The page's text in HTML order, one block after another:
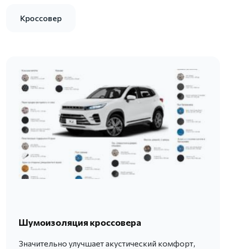
Кроссовер
Шумоизоляция кроссовера
Значительно улучшает акустический комфорт,